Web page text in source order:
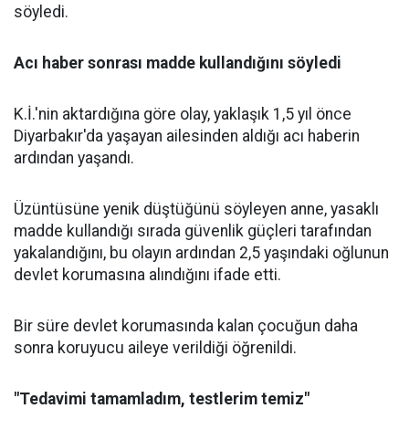
söyledi.
Acı haber sonrası madde kullandığını söyledi
K.İ.'nin aktardığına göre olay, yaklaşık 1,5 yıl önce
Diyarbakır'da yaşayan ailesinden aldığı acı haberin
ardından yaşandı.
Üzüntüsüne yenik düştüğünü söyleyen anne, yasaklı
madde kullandığı sırada güvenlik güçleri tarafından
yakalandığını, bu olayın ardından 2,5 yaşındaki oğlunun
devlet korumasına alındığını ifade etti.
Bir süre devlet korumasında kalan çocuğun daha
sonra koruyucu aileye verildiği öğrenildi.
"Tedavimi tamamladım, testlerim temiz"